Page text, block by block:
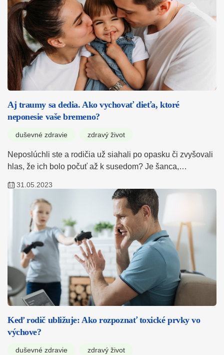
Aj traumy sa dedia. Ako vychovať dieťa, ktoré
neponesie vaše bremeno?
duševné zdravie zdravý život
Neposlúchli ste a rodičia už siahali po opasku či zvyšovali
hlas, že ich bolo počuť až k susedom? Je šanca,…
31.05.2023
Keď rodič ubližuje: Ako rozpoznať toxické prvky vo
výchove?
duševné zdravie zdravý život